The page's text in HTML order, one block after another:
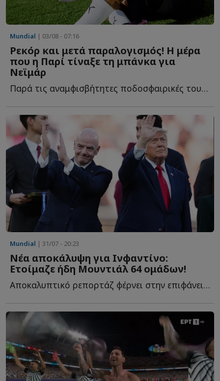
Mundial | 03/08 - 07:16
Ρεκόρ και μετά παραλογισμός! Η μέρα
που η Παρί τίναξε τη μπάνκα για
Νεϊμάρ
Παρά τις αναμφισβήτητες ποδοσφαιρικές του ικανότητες, η...
Mundial | 31/07 - 20:23
Νέα αποκάλυψη για Ινφαντίνο:
Ετοίμαζε ήδη Μουντιάλ 64 ομάδων!
Αποκαλυπτικό ρεπορτάζ φέρνει στην επιφάνεια την δράση τ...